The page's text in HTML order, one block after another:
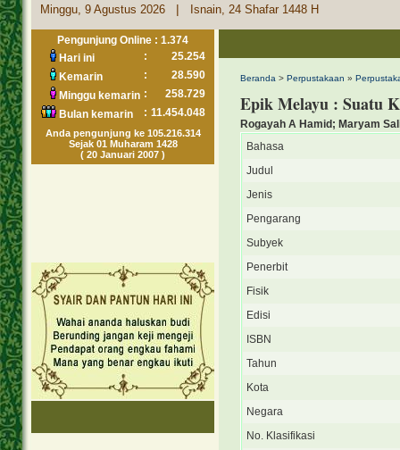
Minggu, 9 Agustus 2026 | Isnain, 24 Shafar 1448 H
Pengunjung Online : 1.374
Hari ini
:
25.254
Kemarin
:
28.590
Minggu kemarin :
258.729
Bulan kemarin
: 11.454.048
Anda pengunjung ke 105.216.314
Sejak 01 Muharam 1428
( 20 Januari 2007 )
Beranda > Perpustakaan »
Epik Melayu : Suatu
Rogayah A Hamid; Maryam
Bahasa
Judul
Jenis
Pengarang
Subyek
Penerbit
Fisik
Edisi
ISBN
Tahun
Kota
Negara
No. Klasifikasi